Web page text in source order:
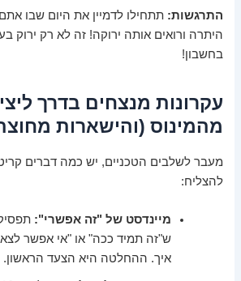
התרגשות: תתחילו לדמיין את היום שבו
היתרה ורואים אותה ירוקה! זה לא רק ירוק
בחשבון!
עקרונות מנצחים בדרך
מהמינוס (והישארות
מעבר לשלבים הטכניים, יש כמה דברים
להצליח:
מיינדסט של "זה אפשרי":
ש"זה תמיד ככה" או "אי אפשר
איך. ההחלטה היא הצעד הראשון.